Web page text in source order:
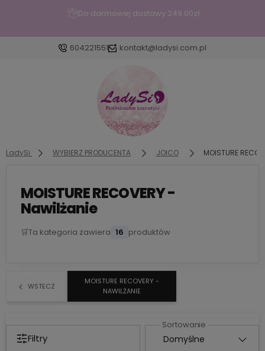
Do darmowej dostawy:249.00zł
604221551 kontakt@ladysi.com.pl
Wybierz coś dla siebie z naszej aktualnej
LadySi WYBIERZ PRODUCENTA JOICO MOISTURE
MOISTURE RECOVERY -
Nawilżanie
🛒Ta kategoria zawiera 16 produktów
WSTECZ
MOISTURE RECOVERY -
NAWILŻANIE
Filtry